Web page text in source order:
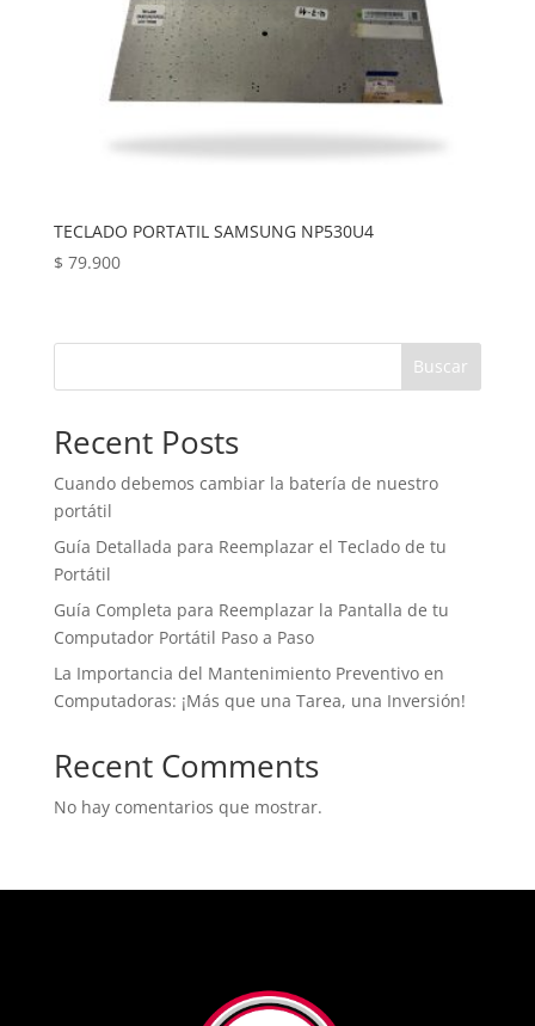
TECLADO PORTATIL SAMSUNG NP530U4
$ 79.900
Buscar
Recent Posts
Cuando debemos cambiar la batería de nuestro
portátil
Guía Detallada para Reemplazar el Teclado de tu
Portátil
Guía Completa para Reemplazar la Pantalla de tu
Computador Portátil Paso a Paso
La Importancia del Mantenimiento Preventivo en
Computadoras: ¡Más que una Tarea, una Inversión!
Recent Comments
No hay comentarios que mostrar.